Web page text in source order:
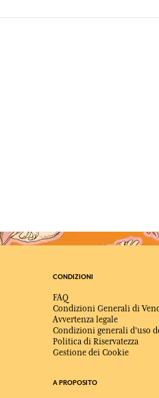
CONDIZIONI
FAQ
Condizioni Generali di
Avvertenza legale
Condizioni generali d'uso
Politica di Riservatezza
Gestione dei Cookie
A PROPOSITO